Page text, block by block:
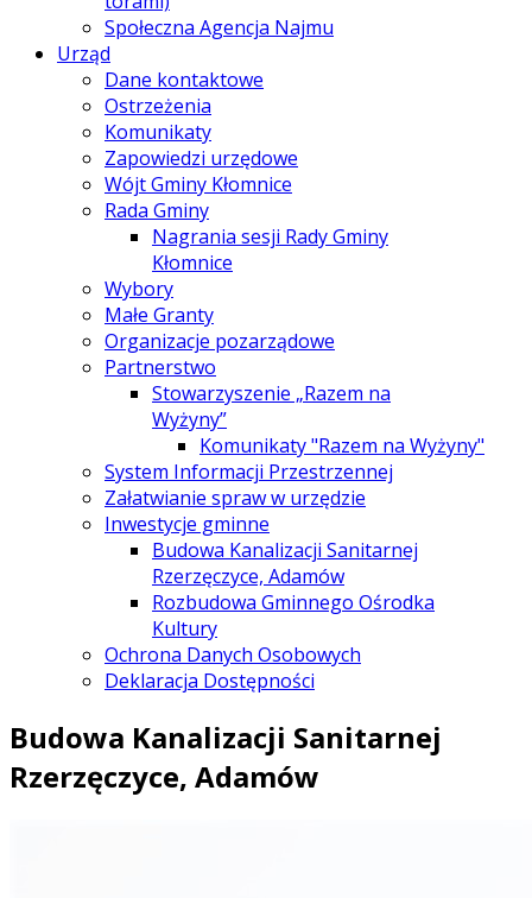
Społeczna Agencja Najmu
Urząd
Dane kontaktowe
Ostrzeżenia
Komunikaty
Zapowiedzi urzędowe
Wójt Gminy Kłomnice
Rada Gminy
Nagrania sesji Rady Gminy
Kłomnice
Wybory
Małe Granty
Organizacje pozarządowe
Partnerstwo
Stowarzyszenie „Razem na
Wyżyny”
Komunikaty "Razem na Wyżyny"
System Informacji Przestrzennej
Załatwianie spraw w urzędzie
Inwestycje gminne
Budowa Kanalizacji Sanitarnej
Rzerzęczyce, Adamów
Rozbudowa Gminnego Ośrodka
Kultury
Ochrona Danych Osobowych
Deklaracja Dostępności
Budowa Kanalizacji Sanitarnej
Rzerzęczyce, Adamów